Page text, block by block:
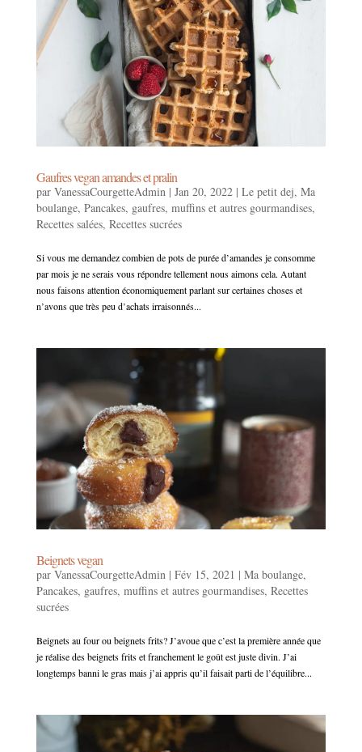
Gaufres vegan amandes et pralin
par VanessaCourgetteAdmin | Jan 20, 2022| Le petit dej, Ma
boulange, Pancakes, gaufres, muffins et autres gourmandises,
Recettes salées, Recettes sucrées
Si vous me demandez combien de pots de purée d’amandes je consomme
par mois je ne serais vous répondre tellement nous aimons cela. Autant
nous faisons attention économiquement parlant sur certaines choses et
n’avons que très peu d’achats irraisonnés...
Beignets vegan
par VanessaCourgetteAdmin | Fév 15, 2021 | Ma boulange,
Pancakes, gaufres, muffins et autres gourmandises, Recettes
sucrées
Beignets au four ou beignets frits? J’avoue que c’est la première année que
je réalise des beignets frits et franchement le goût est juste divin. J’ai
longtemps banni le gras mais j’ai appris qu’il faisait parti de l’équilibre...